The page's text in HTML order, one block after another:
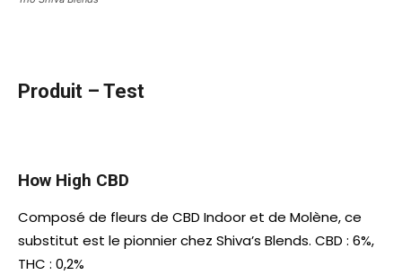
Produit – Test
How High CBD
Composé de fleurs de CBD Indoor et de Molène, ce
substitut est le pionnier chez Shiva’s Blends. CBD : 6%,
THC : 0,2%